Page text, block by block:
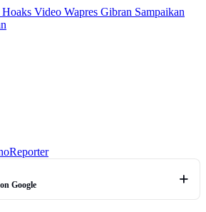
Video Wapres Gibran Sampaikan
Reporter
Google